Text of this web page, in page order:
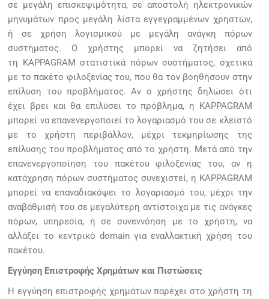
σε μεγάλη επισκεψιμότητα, σε αποστολή ηλεκτρονικών
μηνυμάτων προς μεγάλη λίστα εγγεγραμμένων χρηστών,
ή σε χρήση λογισμικού με μεγάλη ανάγκη πόρων
συστήματος. Ο χρήστης μπορεί να ζητήσει από
τη KAPPAGRAM στατιστικά πόρων συστήματος, σχετικά
με το πακέτο φιλοξενίας του, που θα τον βοηθήσουν στην
επίλυση του προβλήματος. Αν ο χρήστης δηλώσει ότι
έχει βρει και θα επιλύσει το πρόβλημα, η KAPPAGRAM
μπορεί να επανενεργοποιεί το λογαριασμό του σε κλειστό
με το χρήστη περιβάλλον, μέχρι τεκμηρίωσης της
επίλυσης του προβλήματος από το χρήστη. Μετά από την
επανενεργοποίηση του πακέτου φιλοξενίας του, αν η
κατάχρηση πόρων συστήματος συνεχιστεί, η KAPPAGRAM
μπορεί να επαναδιακόψει το λογαριασμό του, μέχρι την
αναβάθμισή του σε μεγαλύτερη αντίστοιχα με τις ανάγκες
πόρων, υπηρεσία, ή σε συνεννόηση με το χρήστη, να
αλλάξει το κεντρικό domain για εναλλακτική χρήση του
πακέτου.
Εγγύηση Επιστροφής Χρημάτων και Πιστώσεις
Η εγγύηση επιστροφής χρημάτων παρέχει στο χρήστη τη